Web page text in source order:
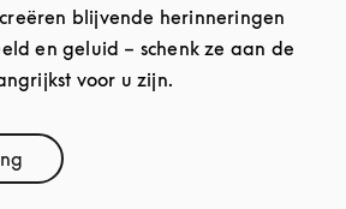
blijvende herinneringen
en geluid – schenk ze aan de
voor u zijn.
in New Tab